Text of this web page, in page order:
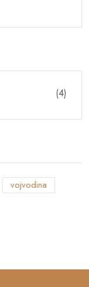
(4)
vojvodina